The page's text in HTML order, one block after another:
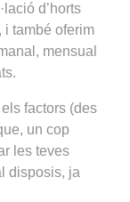
d’horts
i també oferim
mensual
factors (des
un cop
les teves
disposis, ja